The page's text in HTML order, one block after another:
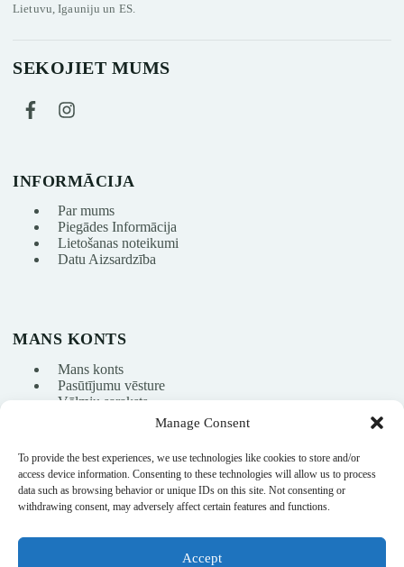
Manage Consent
To provide the best experiences, we use technologies like cookies to store and/or
access device information. Consenting to these technologies will allow us to process
data such as browsing behavior or unique IDs on this site. Not consenting or
withdrawing consent, may adversely affect certain features and functions.
Accept
Lietuvu, Igauniju un ES.
SEKOJIET MUMS
INFORMĀCIJA
Par mums
Piegādes Informācija
Lietošanas noteikumi
Datu Aizsardzība
MANS KONTS
Mans konts
Pasūtījumu vēsture
Vēlmju saraksts
info@nikasport.eu
+371 28228266